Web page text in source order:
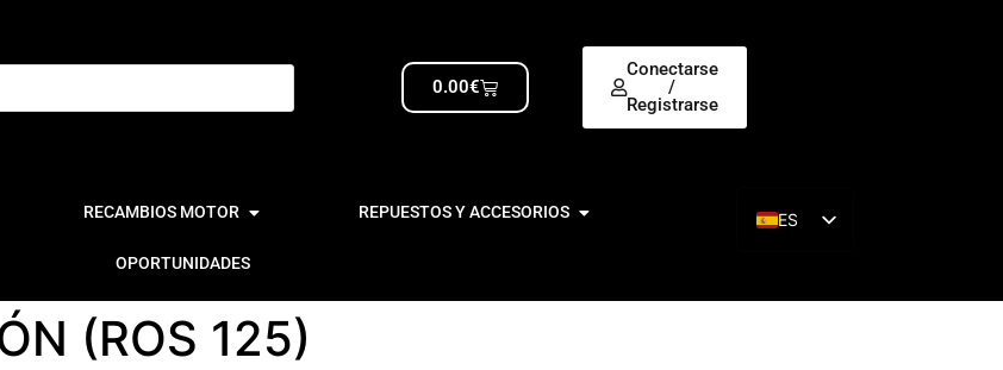
0.00€
Conectarse
/
Registrarse
RECAMBIOS MOTOR REPUESTOS Y ACCESORIOS
OPORTUNIDADES
ES
(ROS 125)